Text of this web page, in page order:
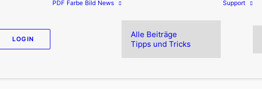
LOGIN
PDF Farbe Bild News
Alle Beiträge
Tipps und Tricks
Support